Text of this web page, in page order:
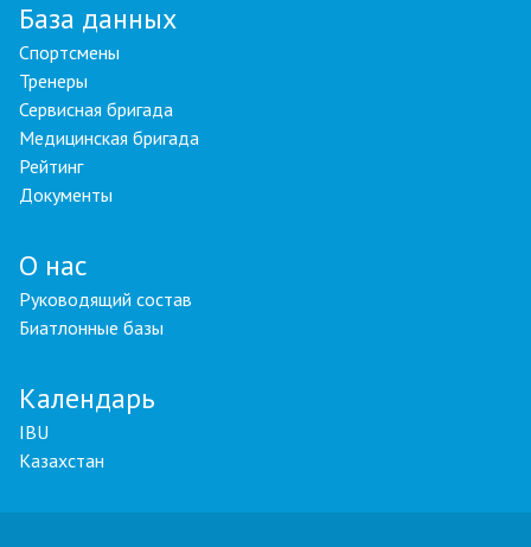
База данных
Спортсмены
Тренеры
Сервисная бригада
Медицинская бригада
Рейтинг
Документы
О нас
Руководящий состав
Биатлонные базы
Календарь
IBU
Казахстан